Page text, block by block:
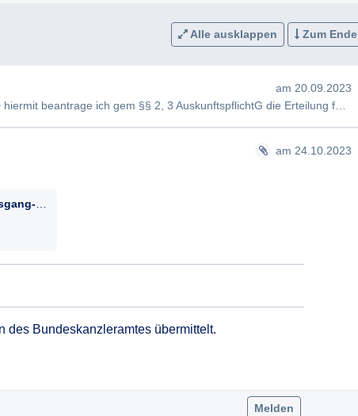
Alle ausklappen Zum Ende
am 20.09.2023
am 24.10.2023
des Bundeskanzleramtes übermittelt.
Melden